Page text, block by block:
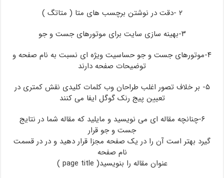
رنک
شما
نقش
دارند
۲ -دقت در نوشتن برچسب های متا ( متاتگ )
۳-بهینه سازی سایت برای موتورهای جست و جو
۴-موتورهای جست و جو حساسیت ویژه ای نسبت به نام صفحه و
توضیحات صفحه دارند
۵- بر خلاف تصور اغلب طراحان وب کلمات کلیدی نقش کمتری در
تعیین پیج رنک گوگل ایفا می کنند
۶-چنانچه مقاله ای می نویسید و مایلید که مقاله شما در نتایج
جست و جو قرار
گیرد بهتر است آن را در یک صفحه مجزا قرار دهید و در در قسمت
نام صفحه
عنوان مقاله را بنویسید( page title )